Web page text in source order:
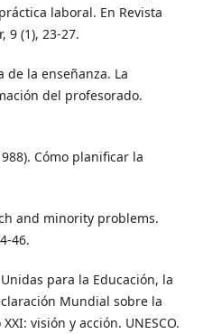
laboral. En Revista
9 (1), 23-27.
de la enseñanza. La
del profesorado.
Cómo planificar la
and minority problems.
46.
para la Educación, la
Mundial sobre la
visión y acción. UNESCO.